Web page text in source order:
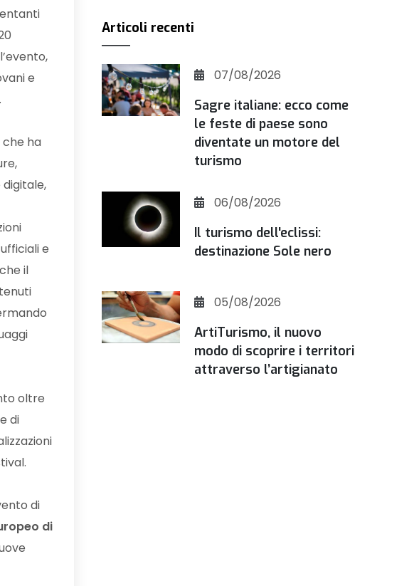
e
che ha
e
il
oltre
di
di
di
Articoli recenti
07/08/2026
Sagre italiane: ecco come
le feste di paese sono
diventate un motore del
turismo
06/08/2026
Il turismo dell'eclissi:
destinazione Sole nero
05/08/2026
ArtiTurismo, il nuovo
modo di scoprire i territori
attraverso l’artigianato